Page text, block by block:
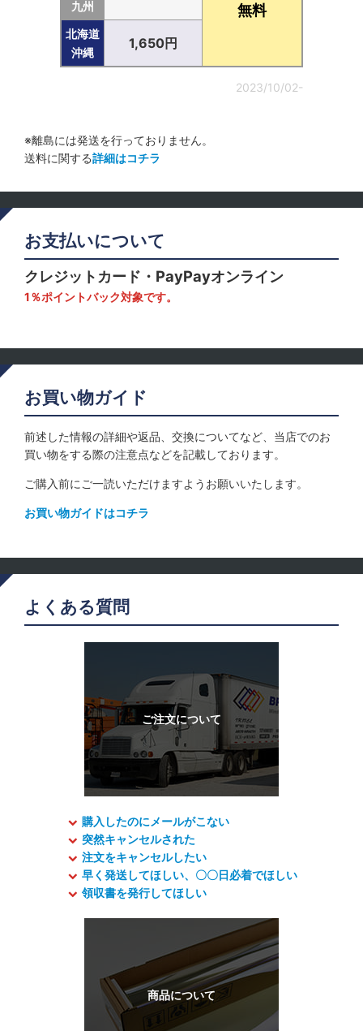
九州
無料
北海道
沖縄
1,650円
2023/10/02-
※離島には発送を行っておりません。
送料に関する詳細はコチラ
お支払いについて
クレジットカード・PayPayオンライン
1％ポイントバック対象です。
お買い物ガイド
前述した情報の詳細や返品、交換についてなど、当店でのお
買い物をする際の注意点などを記載しております。
ご購入前にご一読いただけますようお願いいたします。
お買い物ガイドはコチラ
よくある質問
購入したのにメールがこない
突然キャンセルされた
注文をキャンセルしたい
早く発送してほしい、〇〇日必着でほしい
領収書を発行してほしい